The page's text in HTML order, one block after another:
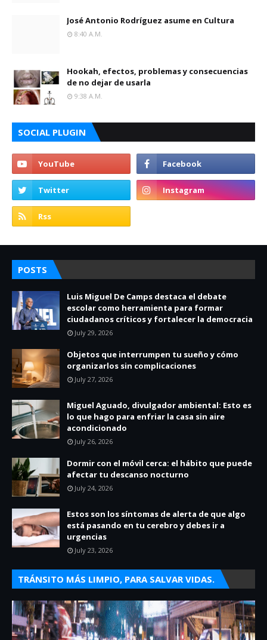
José Antonio Rodríguez asume en Cultura
8:40 A.m.
Hookah, efectos, problemas y consecuencias
de no dejar de usarla
9:38 A.m.
SOCIAL PLUGIN
POSTS
Luis Miguel De Camps destaca el debate
escolar como herramienta para formar
ciudadanos críticos y fortalecer la democracia
July 29, 2026
Objetos que interrumpen tu sueño y cómo
organizarlos sin complicaciones
July 27, 2026
Miguel Aguado, divulgador ambiental: Esto es
lo que hago para enfriar la casa sin aire
acondicionado
July 26, 2026
Dormir con el móvil cerca: el hábito que puede
afectar tu descanso nocturno
July 24, 2026
Estos son los síntomas de alerta de que algo
está pasando en tu cerebro y debes ir a
urgencias
July 23, 2026
TRÁNSITO MÁS LIMPIO, PARA SALVAR VIDAS.